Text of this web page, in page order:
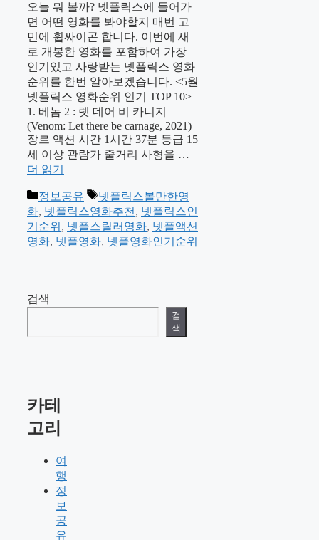
오늘 뭐 볼까? 넷플릭스에 들어가
면 어떤 영화를 봐야할지 매번 고
민에 휩싸이곤 합니다. 이번에 새
로 개봉한 영화를 포함하여 가장
인기있고 사랑받는 넷플릭스 영화
순위를 한번 알아보겠습니다. <5월
넷플릭스 영화순위 인기 TOP 10>
1. 베놈 2 : 렛 데어 비 카니지
(Venom: Let there be carnage, 2021)
장르 액션 시간 1시간 37분 등급 15
세 이상 관람가 줄거리 사형을 …
더 읽기
카
테
고
리
정보공유
태
그
넷플릭스볼만한영
화, 넷플릭스영화추천 , 넷플릭스인
기순위 , 넷플스릴러영화, 넷플액션
영화, 넷플영화, 넷플영화인기순위
검색
검
색
카테
고리
여
행
정
보
공
유